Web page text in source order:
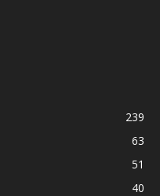
239
63
51
40